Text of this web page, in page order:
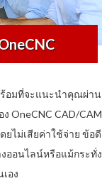
อมที่จะแนะนำคุณผ่าน
OneCNC CAD/CAM
ไม่เสียค่าใช้จ่าย ข้อดี
ออนไลน์หรือแม้กระทั่ง
อง